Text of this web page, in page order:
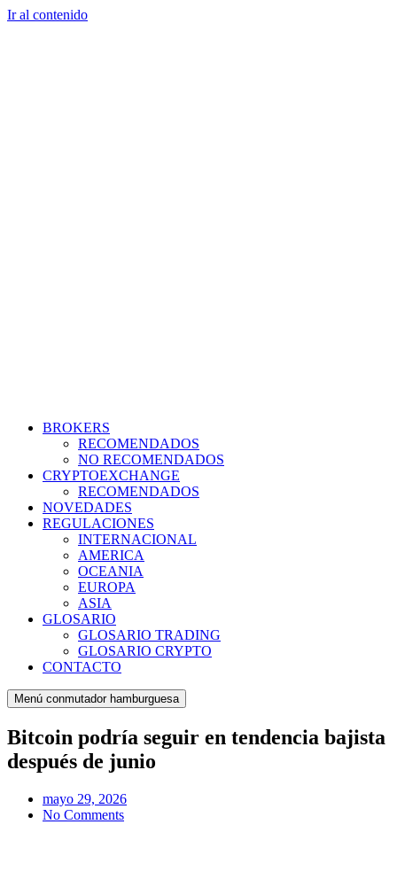
Ir al contenido
BROKERS
RECOMENDADOS
NO RECOMENDADOS
CRYPTOEXCHANGE
RECOMENDADOS
NOVEDADES
REGULACIONES
INTERNACIONAL
AMERICA
OCEANIA
EUROPA
ASIA
GLOSARIO
GLOSARIO TRADING
GLOSARIO CRYPTO
CONTACTO
Menú conmutador hamburguesa
Bitcoin podría seguir en tendencia bajista
después de junio
mayo 29, 2026
No Comments